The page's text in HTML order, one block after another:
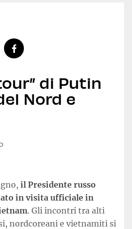
di Putin
Nord e
il Presidente russo
in visita ufficiale in
. Gli incontri tra alti
nordcoreani e vietnamiti si